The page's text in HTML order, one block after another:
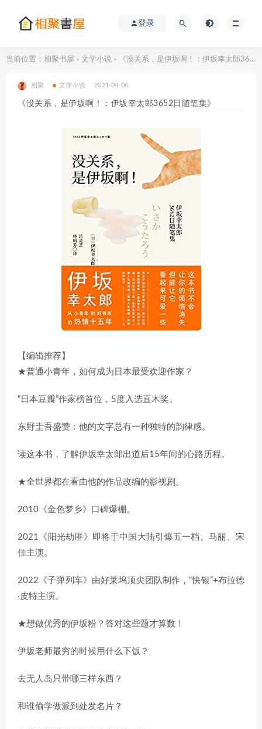
登录
当前位置： 相聚书屋 > 文学小说 > 《没关系，是伊坂啊！：伊坂幸太郎3652日随笔集》
相聚 文学小说 2021-04-06
《没关系，是伊坂啊！：伊坂幸太郎3652日随笔集》
【编辑推荐】
★普通小青年，如何成为日本最受欢迎作家？
“日本豆瓣”作家榜首位，5度入选直木奖。
东野圭吾盛赞：他的文字总有一种独特的韵律感。
读这本书，了解伊坂幸太郎出道后15年间的心路历程。
★全世界都在看由他的作品改编的影视剧。
2010《金色梦乡》口碑爆棚。
2021《阳光劫匪》即将于中国大陆引爆五一档。马丽、宋
佳主演。
2022《子弹列车》由好莱坞顶尖团队制作，“快银”+布拉德
·皮特主演。
★想做优秀的伊坂粉？答对这些题才算数！
伊坂老师最穷的时候用什么下饭？
去无人岛只带哪三样东西？
和谁偷学做派到处发名片？